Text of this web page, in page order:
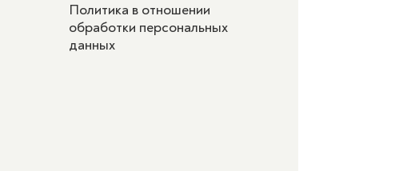
Политика в отношении
обработки персональных
данных